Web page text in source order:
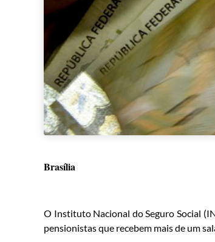
Brasília
O Instituto Nacional do Seguro Social
pensionistas que recebem mais de um